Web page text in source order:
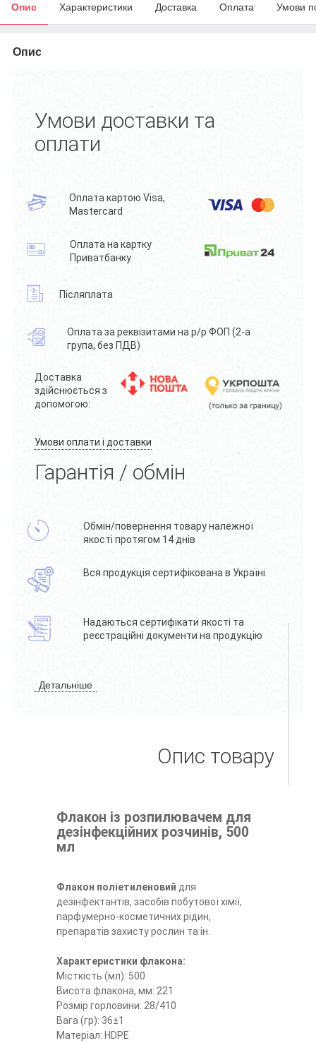
Опис Характеристики Доставка Оплата Умови
Опис
Умови доставки та
оплати
Оплата картою Visa,
Mastercard
Оплата на картку
Приватбанку
Післяплата
Оплата за реквізитами на р/р ФОП (2-а
група, без ПДВ)
Доставка
здійснюється з
допомогою:
Умови оплати і доставки
Гарантія / обмін
Обмін/повернення товару належної
якості протягом 14 днів
Вся продукція сертифікована в Україні
Надаються сертифікати якості та
реєстраційні документи на продукцію
Детальніше
Опис товару
Флакон із розпилювачем для
дезінфекційних розчинів, 500
мл
Флакон поліетиленовий для
дезінфектантів, засобів побутової хімії,
парфумерно-косметичних рідин,
препаратів захисту рослин та ін.
Характеристики флакона:
Місткість (мл): 500
Висота флакона, мм: 221
Розмір горловини: 28/410
Вага (гр): 36±1
Матеріал: HDPE